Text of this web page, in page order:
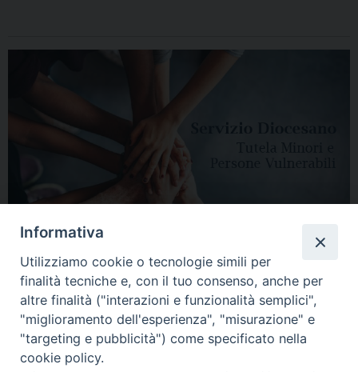
HOME DIOCESI VESCOVO CURIA VESCOVILE NEWS
Informativa
Utilizziamo cookie o tecnologie simili per
finalità tecniche e, con il tuo consenso, anche per
altre finalità ("interazioni e funzionalità semplici",
"miglioramento dell'esperienza", "misurazione" e
"targeting e pubblicità") come specificato nella
cookie policy.